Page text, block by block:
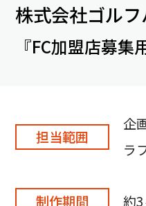
株式会社ゴル
『FC加盟店募集
担当範囲
企
ラ
制作期間 約